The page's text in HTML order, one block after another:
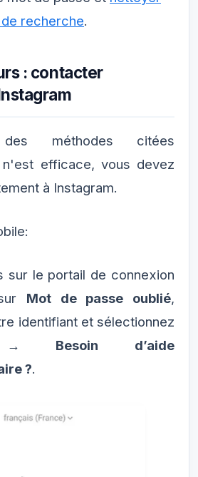
recherche.
: contacter
méthodes citées
n'est efficace, vous devez
à Instagram.
sur le portail de connexion
Mot de passe oublié,
identifiant et sélectionnez
→ Besoin d’aide
?.